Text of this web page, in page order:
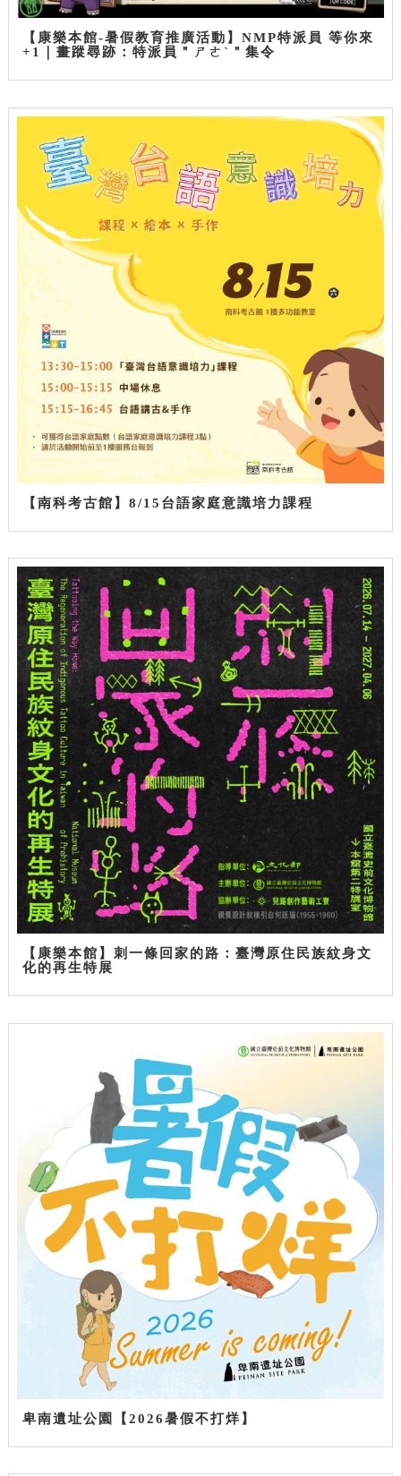
【康樂本館-暑假教育推廣活動】NMP特派員 等你來
+1｜畫蹤尋跡：特派員＂ㄕㄜˋ＂集令
【南科考古館】8/15台語家庭意識培力課程
【康樂本館】刺一條回家的路：臺灣原住民族紋身文
化的再生特展
卑南遺址公園【2026暑假不打烊】